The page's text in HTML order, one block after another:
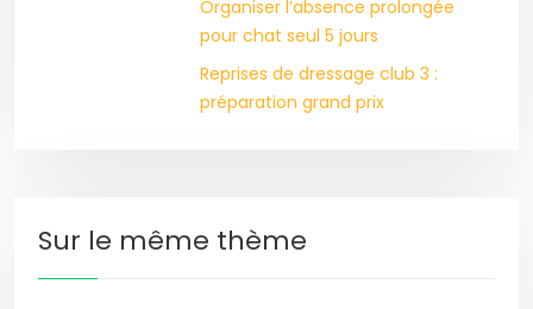
Organiser l’absence prolongée
pour chat seul 5 jours
Reprises de dressage club 3 :
préparation grand prix
Sur le même thème